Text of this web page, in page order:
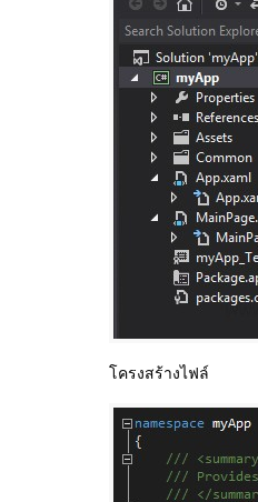
โครงสร้างไฟล์